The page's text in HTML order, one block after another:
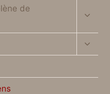
de
child
child